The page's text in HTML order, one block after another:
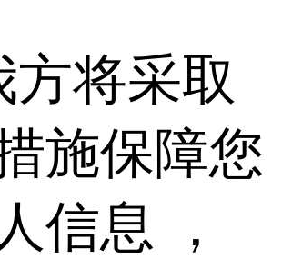
方将采取
施保障您
信息 ，